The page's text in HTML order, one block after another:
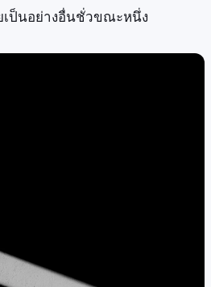
ป็นอย่างอื่นชั่วขณะหนึ่ง